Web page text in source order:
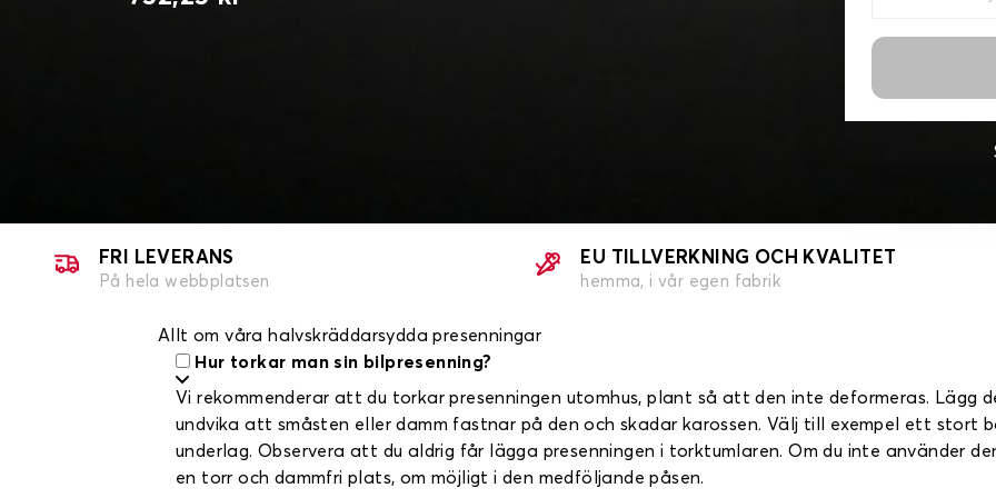
FRI LEVERANS
På hela webbplatsen
EU TILLVERKNING OCH KVALITET
hemma, i vår egen fabrik
Allt om våra halvskräddarsydda presenningar
Hur torkar man sin bilpresenning?
Vi rekommenderar att du torkar presenningen utomhus, plant så att den inte deformeras. Lägg
undvika att småsten eller damm fastnar på den och skadar karossen. Välj till exempel ett stort
underlag. Observera att du aldrig får lägga presenningen i torktumlaren. Om du inte använder
en torr och dammfri plats, om möjligt i den medföljande påsen.